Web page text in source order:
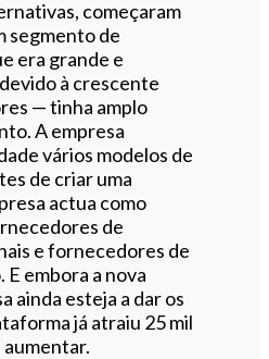
começaram
segmento de
era grande e
à crescente
— tinha amplo
A empresa
vários modelos de
de criar uma
actua como
de
e fornecedores de
E embora a nova
ainda esteja a dar os
já atraiu 25 mil